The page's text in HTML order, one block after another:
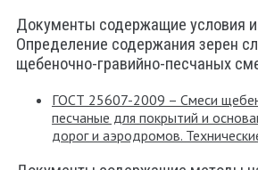
Документы содержащие условия и
Определение содержания зерен
щебеночно-гравийно-песчаных
ГОСТ 25607-2009 – Смеси
песчаные для покрытий и
дорог и аэродромов.